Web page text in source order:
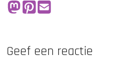
Geef een reactie